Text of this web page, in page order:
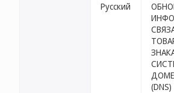
Русский
(DNS)